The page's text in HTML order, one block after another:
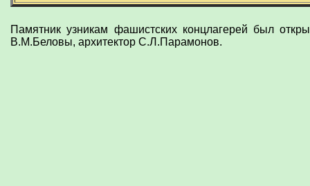
Памятник узникам фашистских концлагерей был
В.М.Беловы, архитектор С.Л.Парамонов.